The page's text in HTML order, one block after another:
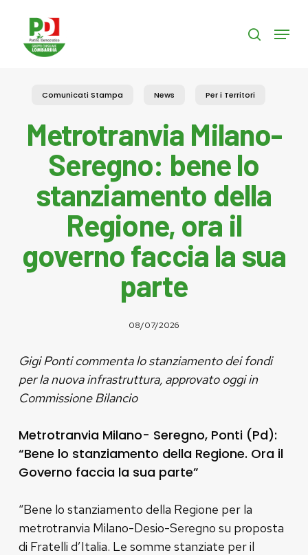
content
search
Menu
Comunicati Stampa News Per i Territori
Metrotranvia Milano-
Seregno: bene lo
stanziamento della
Regione, ora il
governo faccia la sua
parte
08/07/2026
Gigi Ponti commenta lo stanziamento dei fondi
per la nuova infrastruttura, approvato oggi in
Commissione Bilancio
Metrotranvia Milano- Seregno, Ponti (Pd):
“Bene lo stanziamento della Regione. Ora il
Governo faccia la sua parte”
“Bene lo stanziamento della Regione per la
metrotranvia Milano-Desio-Seregno su proposta
di Fratelli d’Italia. Le somme stanziate per il